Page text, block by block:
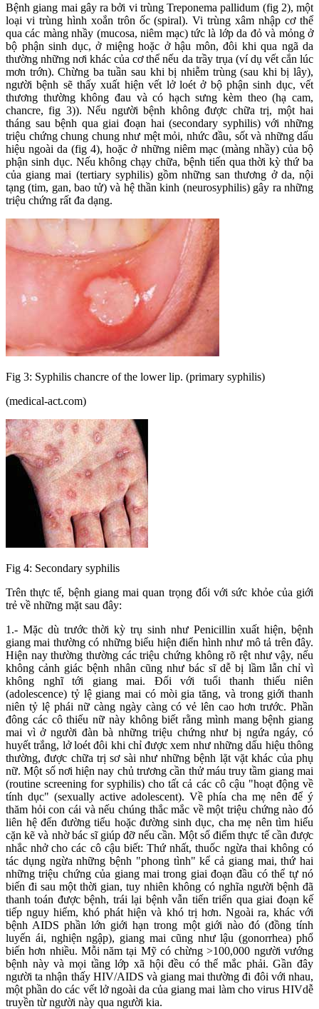
Bệnh giang mai gây ra bởi vi trùng Treponema pallidum (fig 2), một
loại vi trùng hình xoắn trôn ốc (spiral). Vi trùng xâm nhập cơ thể
qua các màng nhầy (mucosa, niêm mạc) tức là lớp da đỏ và mỏng ở
bộ phận sinh dục, ở miệng hoặc ở hậu môn, đôi khi qua ngã da
thường những nơi khác của cơ thể nếu da trầy trụa (ví dụ vết cắn lúc
mơn trớn). Chừng ba tuần sau khi bị nhiễm trùng (sau khi bị lây),
người bệnh sẽ thấy xuất hiện vết lở loét ở bộ phận sinh dục, vết
thương thường không đau và có hạch sưng kèm theo (hạ cam,
chancre, fig 3)). Nếu người bệnh không được chữa trị, một hai
tháng sau bệnh qua giai đoạn hai (secondary syphilis) với những
triệu chứng chung chung như mệt mỏi, nhức đầu, sốt và những dấu
hiệu ngoài da (fig 4), hoặc ở những niêm mạc (màng nhầy) của bộ
phận sinh dục. Nếu không chạy chữa, bệnh tiến qua thời kỳ thứ ba
của giang mai (tertiary syphilis) gồm những san thương ở da, nội
tạng (tim, gan, bao tử) và hệ thần kinh (neurosyphilis) gây ra những
triệu chứng rất đa dạng.
Fig 3: Syphilis chancre of the lower lip. (primary syphilis)
(medical-act.com)
Fig 4: Secondary syphilis
Trên thực tế, bệnh giang mai quan trọng đối với sức khỏe của giới
trẻ về những mặt sau đây:
1.- Mặc dù trước thời kỳ trụ sinh như Penicillin xuất hiện, bệnh
giang mai thường có những biểu hiện điển hình như mô tả trên đây.
Hiện nay thường thường các triệu chứng không rõ rệt như vậy, nếu
không cảnh giác bệnh nhân cũng như bác sĩ dễ bị lầm lẫn chỉ vì
không nghĩ tới giang mai. Ðối với tuổi thanh thiếu niên
(adolescence) tỷ lệ giang mai có mòi gia tăng, và trong giới thanh
niên tỷ lệ phái nữ càng ngày càng có vẻ lên cao hơn trước. Phần
đông các cô thiếu nữ này không biết rằng mình mang bệnh giang
mai vì ở người đàn bà những triệu chứng như bị ngứa ngáy, có
huyết trắng, lở loét đôi khi chỉ được xem như những dấu hiệu thông
thường, được chữa trị sơ sài như những bệnh lặt vặt khác của phụ
nữ. Một số nơi hiện nay chủ trương cần thử máu truy tầm giang mai
(routine screening for syphilis) cho tất cả các cô cậu "hoạt động về
tính dục" (sexually active adolescent). Về phía cha mẹ nên để ý
thăm hỏi con cái và nếu chúng thắc mắc về một triệu chứng nào đó
liên hệ đến đường tiểu hoặc đường sinh dục, cha mẹ nên tìm hiểu
cặn kẽ và nhờ bác sĩ giúp đỡ nếu cần. Một số điểm thực tế cần được
nhắc nhở cho các cô cậu biết: Thứ nhất, thuốc ngừa thai không có
tác dụng ngừa những bệnh "phong tình" kể cả giang mai, thứ hai
những triệu chứng của giang mai trong giai đoạn đầu có thể tự nó
biến đi sau một thời gian, tuy nhiên không có nghĩa người bệnh đã
thanh toán được bệnh, trái lại bệnh vẫn tiến triển qua giai đoạn kế
tiếp nguy hiểm, khó phát hiện và khó trị hơn. Ngoài ra, khác với
bệnh AIDS phần lớn giới hạn trong một giới nào đó (đồng tính
luyến ái, nghiện ngập), giang mai cũng như lậu (gonorrhea) phổ
biến hơn nhiều. Mỗi năm tại Mỹ có chừng >100,000 người vướng
bệnh này và mọi tầng lớp xã hội đều có thể mắc phải. Gần đây
người ta nhận thấy HIV/AIDS và giang mai thường đi đôi với nhau,
một phần do các vết lở ngoài da của giang mai làm cho virus HIVdễ
truyền từ người này qua người kia.